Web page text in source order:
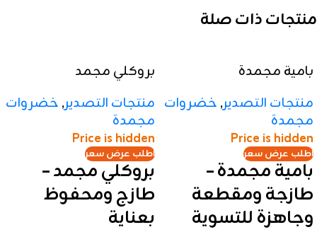
منتجات ذات صلة
بامية مجمدة
منتجات التصدير, خضروات
مجمدة
Price is hidden
اطلب عرض سعر
بامية مجمدة –
طازجة ومقطعة
وجاهزة للتسوية
بروكلي مجمد
منتجات التصدير, خضروات
مجمدة
Price is hidden
اطلب عرض سعر
بروكلي مجمد –
طازج ومحفوظ
بعناية